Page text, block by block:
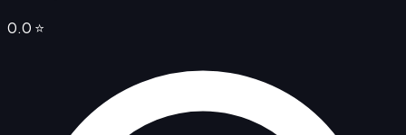
0.0 ⭐